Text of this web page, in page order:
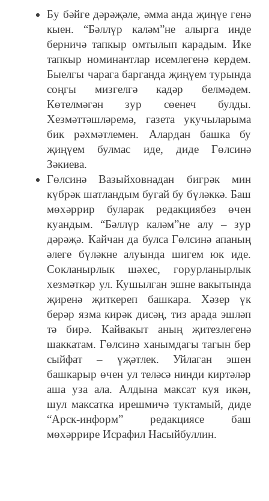
Бу бәйге дәрәҗәле, әмма анда җиңүе генә
кыен. “Бәллүр каләм”не алырга инде
берничә тапкыр омтылып карадым. Ике
тапкыр номинантлар исемлегенә кердем.
Быелгы чарага барганда җиңүем турында
соңгы мизгелгә кадәр белмәдем.
Көтелмәгән зур сөенеч булды.
Хезмәттәшләремә, газета укучыларыма
бик рәхмәтлемен. Алардан башка бу
җиңүем булмас иде, диде Гөлсинә
Зәкиева.
Гөлсинә Вазыйховнадан бигрәк мин
күбрәк шатландым бугай бу бүләккә. Баш
мөхәррир буларак редакциябез өчен
куандым. “Бәллүр каләм”не алу – зур
дәрәҗә. Кайчан да булса Гөлсинә апаның
әлеге бүләкне алуында шигем юк иде.
Сокланырлык шәхес, горурланырлык
хезмәткәр ул. Кушылган эшне вакытында
җиренә җиткереп башкара. Хәзер үк
берәр язма кирәк дисәң, тиз арада эшләп
тә бирә. Кайвакыт аның җитезлегенә
шаккатам. Гөлсинә ханымдагы тагын бер
сыйфат – үҗәтлек. Уйлаган эшен
башкарыр өчен ул теләсә нинди киртәләр
аша уза ала. Алдына максат куя икән,
шул максатка ирешмичә туктамый, диде
“Арск-информ” редакциясе баш
мөхәррире Исрафил Насыйбуллин.